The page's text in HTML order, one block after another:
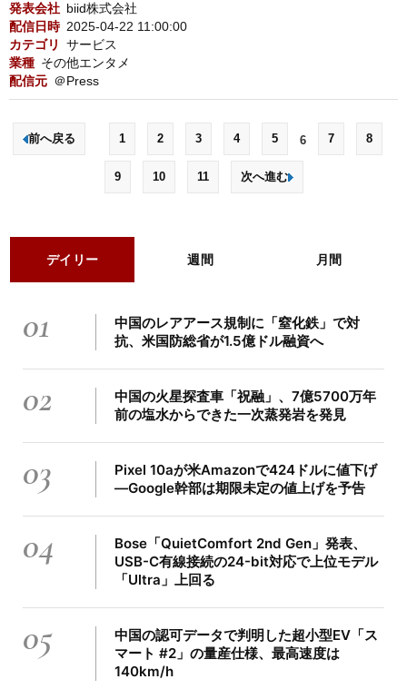
発表会社 biid株式会社
配信日時 2025-04-22 11:00:00
カテゴリ
サービス
業種 その他エンタメ
配信元 ＠Press
前へ戻る 1 2 3 4 5 6 7 8
9 10 11 次へ進む
デイリー 週間 月間
01
中国のレアアース規制に「窒化鉄」で対
抗、米国防総省が1.5億ドル融資へ
02
中国の火星探査車「祝融」、7億5700万年
前の塩水からできた一次蒸発岩を発見
03
Pixel 10aが米Amazonで424ドルに値下げ
―Google幹部は期限未定の値上げを予告
04
Bose「QuietComfort 2nd Gen」発表、
USB-C有線接続の24-bit対応で上位モデル
「Ultra」上回る
05
中国の認可データで判明した超小型EV「ス
マート #2」の量産仕様、最高速度は
140km/h